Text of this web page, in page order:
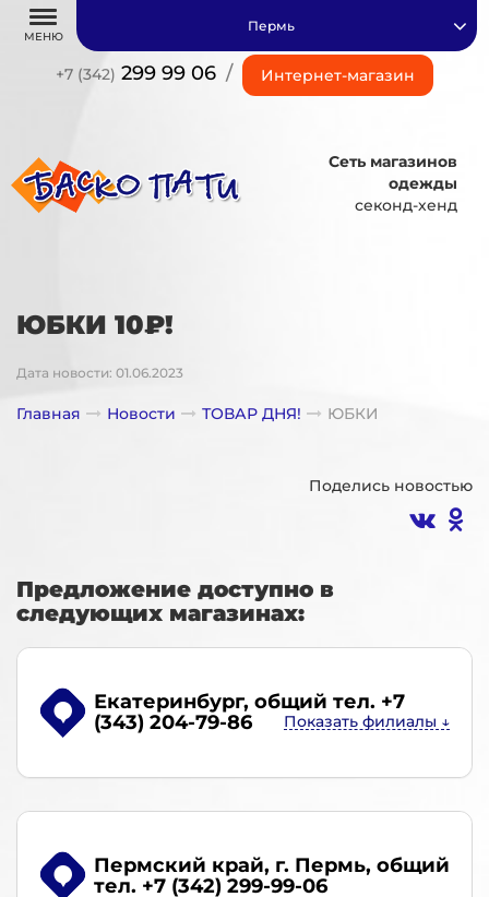
МЕНЮ
+7 (342) 299 99 06 / Интернет-магазин
Пермь
Сеть магазинов
одежды
секонд-хенд
ЮБКИ 10₽!
Дата новости: 01.06.2023
Главная Новости ТОВАР ДНЯ! ЮБКИ
Поделись новостью
Предложение доступно в
следующих магазинах:
Екатеринбург, общий тел. +7
(343) 204-79-86
Пермский край, г. Пермь, общий
тел. +7 (342) 299-99-06